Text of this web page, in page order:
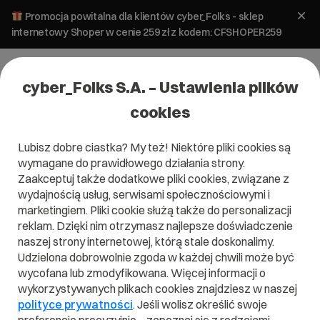
Promocja powitalna dla klientów cyber_Folks - sklep
internetowy Shoper w cenie 259 zł z kodem: CFSHOPER259
cyber_Folks S.A. – Ustawienia plików
cookies
Lubisz dobre ciastka? My też! Niektóre pliki cookies są
wymagane do prawidłowego działania strony.
Zaakceptuj także dodatkowe pliki cookies, związane z
wydajnością usług, serwisami społecznościowymi i
marketingiem. Pliki cookie służą także do personalizacji
reklam. Dzięki nim otrzymasz najlepsze doświadczenie
naszej strony internetowej, którą stale doskonalimy.
Udzielona dobrowolnie zgoda w każdej chwili może być
wycofana lub zmodyfikowana. Więcej informacji o
wykorzystywanych plikach cookies znajdziesz w naszej
polityce prywatności. Jeśli wolisz określić swoje